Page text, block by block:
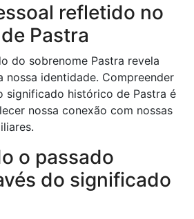
refletido no
Pastra
do sobrenome Pastra revela
nossa identidade. Compreender
significado histórico de Pastra é
nossa conexão com nossas
o passado
do significado